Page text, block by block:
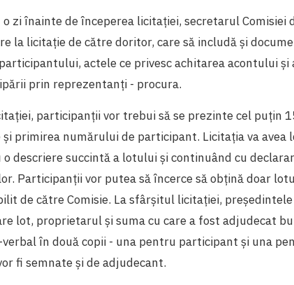
zi înainte de începerea licitației, secretarul Comisiei
la licitație de către doritor, care să includă și
actele ce privesc achitarea acontului și
prin reprezentanți - procura.
participanții vor trebui să se prezinte cel puțin
primirea numărului de participant. Licitația va avea
o descriere succintă a lotului și continuând cu
Participanții vor putea să încerce să obțină doar
de către Comisie. La sfârșitul licitației, președintele
lot, proprietarul și suma cu care a fost adjudecat
verbal în două copii - una pentru participant și una
fi semnate și de adjudecant.